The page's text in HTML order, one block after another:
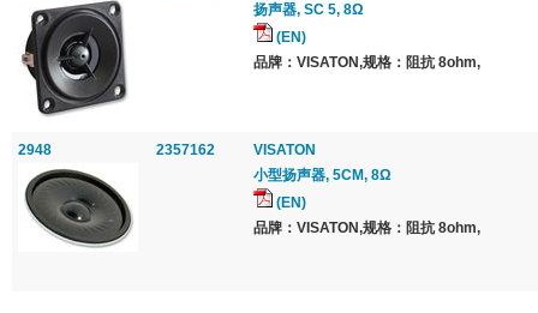
扬声器, SC 5, 8Ω
(EN)
品牌：VISATON,规格：阻抗 8ohm,
2948 2357162
VISATON
小型扬声器, 5CM, 8Ω
(EN)
品牌：VISATON,规格：阻抗 8ohm,